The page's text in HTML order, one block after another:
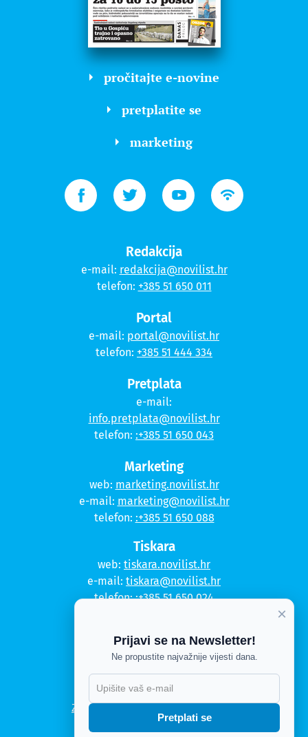
pročitajte e-novine
pretplatite se
marketing
Redakcija
e-mail: redakcija@novilist.hr
telefon: +385 51 650 011
Portal
e-mail: portal@novilist.hr
telefon: +385 51 444 334
Pretplata
e-mail:
info.pretplata@novilist.hr
telefon: :+385 51 650 043
Marketing
web: marketing.novilist.hr
e-mail: marketing@novilist.hr
telefon: :+385 51 650 088
Tiskara
web: tiskara.novilist.hr
e-mail: tiskara@novilist.hr
telefon::+385 51 650 024
Kontakt
Politika privatnosti
Politika kolačića
Zahtjev za pristup informacijama
Impressum
×
Prijavi se na Newsletter!
Ne propustite najvažnije vijesti dana.
Pretplati se